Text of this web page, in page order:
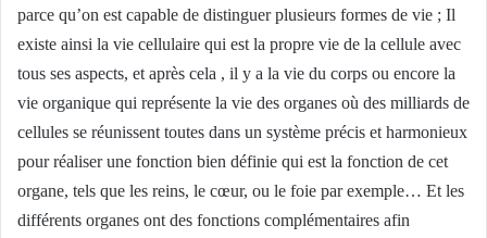
parce qu’on est capable de distinguer plusieurs formes de vie ; Il
existe ainsi la vie cellulaire qui est la propre vie de la cellule avec
tous ses aspects, et après cela , il y a la vie du corps ou encore la
vie organique qui représente la vie des organes où des milliards de
cellules se réunissent toutes dans un système précis et harmonieux
pour réaliser une fonction bien définie qui est la fonction de cet
organe, tels que les reins, le cœur, ou le foie par exemple… Et les
différents organes ont des fonctions complémentaires afin